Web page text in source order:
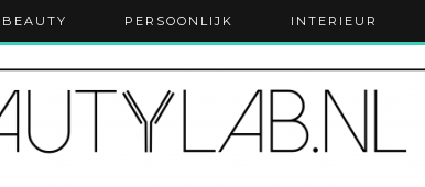
BEAUTY PERSOONLIJK INTERIEUR